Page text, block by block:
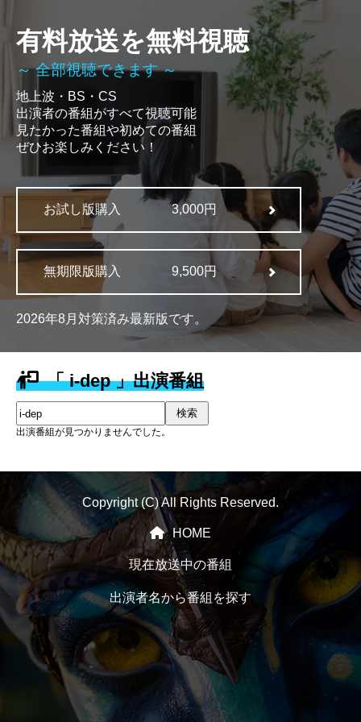
有料放送を無料視聴
～ 全部視聴できます ～
地上波・BS・CS
出演者の番組がすべて視聴可能
見たかった番組や初めての番組
ぜひお楽しみください！
お試し版購入 3,000円
無期限版購入 9,500円
2026年8月対策済み最新版です。
「 i-dep 」出演番組
検索
出演番組が見つかりませんでした。
Copyright (C) All Rights Reserved.
HOME
現在放送中の番組
出演者名から番組を探す